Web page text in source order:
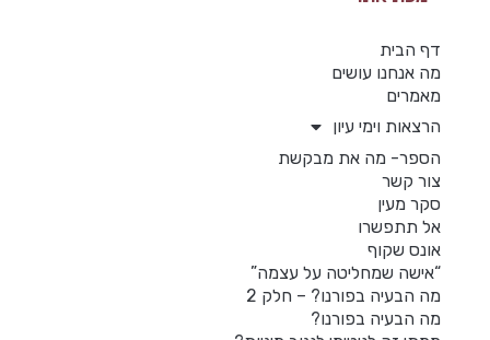
דף הבית
מה אנחנו עושים
מאמרים
הרצאות וימי עיון
הספר- מה את מבקשת
צור קשר
סקר מעין
אל תתפשרו
אונס שקוף
“אישה שמחליטה על עצמה”
מה הבעיה בפורנו? – חלק 2
מה הבעיה בפורנו?